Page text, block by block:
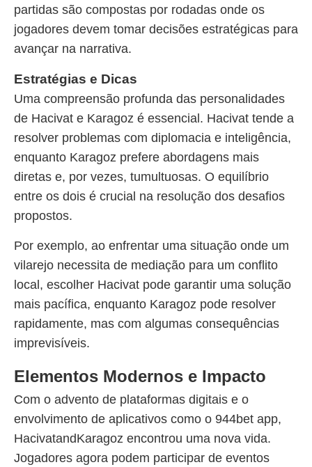
partidas são compostas por rodadas onde os
jogadores devem tomar decisões estratégicas para
avançar na narrativa.
Estratégias e Dicas
Uma compreensão profunda das personalidades
de Hacivat e Karagoz é essencial. Hacivat tende a
resolver problemas com diplomacia e inteligência,
enquanto Karagoz prefere abordagens mais
diretas e, por vezes, tumultuosas. O equilíbrio
entre os dois é crucial na resolução dos desafios
propostos.
Por exemplo, ao enfrentar uma situação onde um
vilarejo necessita de mediação para um conflito
local, escolher Hacivat pode garantir uma solução
mais pacífica, enquanto Karagoz pode resolver
rapidamente, mas com algumas consequências
imprevisíveis.
Elementos Modernos e Impacto
Com o advento de plataformas digitais e o
envolvimento de aplicativos como o 944bet app,
HacivatandKaragoz encontrou uma nova vida.
Jogadores agora podem participar de eventos